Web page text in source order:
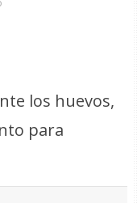
los huevos,
para